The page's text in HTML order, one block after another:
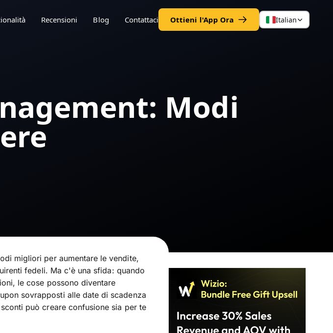
Recensioni Blog Contattaci Ottieni l'App Ora Italian
Modi
migliori per aumentare le vendite,
fedeli. Ma c'è una sfida: quando
le cose possono diventare
sovrapposti alle date di scadenza
può creare confusione sia per te